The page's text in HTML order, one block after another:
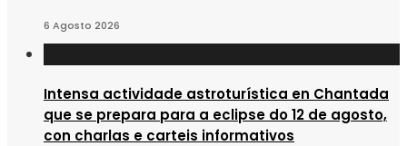
6 Agosto 2026
Intensa actividade astroturística en Chantada
que se prepara para a eclipse do 12 de agosto,
con charlas e carteis informativos